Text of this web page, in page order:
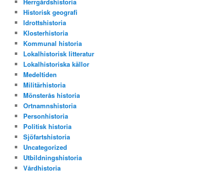
Historisk geografi
Idrottshistoria
Klosterhistoria
Kommunal historia
Lokalhistorisk litteratur
Lokalhistoriska källor
Medeltiden
Militärhistoria
Mönsterås historia
Ortnamnshistoria
Personhistoria
Politisk historia
Sjöfartshistoria
Uncategorized
Utbildningshistoria
Vårdhistoria